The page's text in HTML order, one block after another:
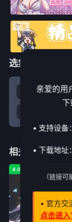
选集播放
1
相关推荐
4.0
亲爱的用
• 支持设备
• 下载地址：
（链接
• 官方交
点击进